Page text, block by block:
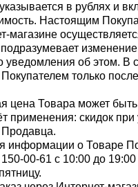
в рублях и
Настоящим
магазине
подразумевает
уведомления об этом. В
только
цена Товара может
применения: скидок
информации о Товаре
00-61 с 10:00 до